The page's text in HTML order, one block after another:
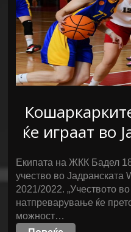
ќе играат во
Екипата на ЖКК Бадел
учество во Јадранската
2021/2022. „Учеството
натпреварување ќе
можност…